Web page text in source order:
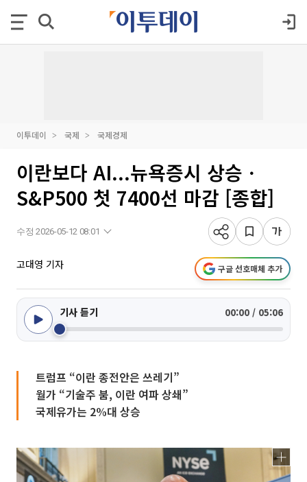
이투데이 국제 국제경제
이란보다 AI...뉴욕증시 상승ㆍ
S&P500 첫 7400선 마감 [종합]
수정 2026-05-12 08:01
고대영 기자 구글 선호매체 추가
기사 듣기 00:00 / 05:06
트럼프 “이란 종전안은 쓰레기”
월가 “기술주 붐, 이란 여파 상쇄”
국제유가는 2%대 상승